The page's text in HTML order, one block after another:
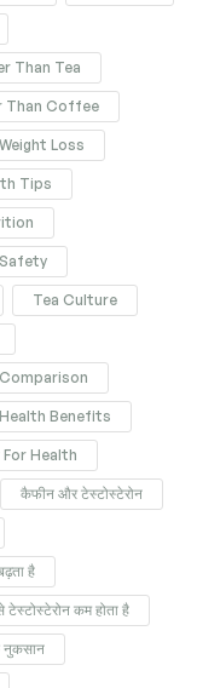
Than Tea
Than Coffee
Loss
Tips
Tea Culture
Benefits
Health
कैफीन और टेस्टोस्टेरोन
है
टेस्टोस्टेरोन कम होता है
नुकसान